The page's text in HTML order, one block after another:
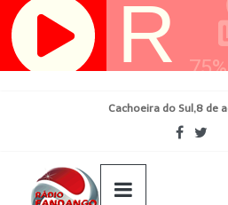
Pular
para
Cachoeira do Sul,8 de